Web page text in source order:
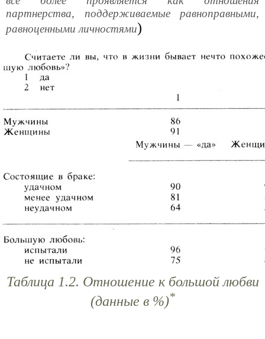
партнерства, поддерживаемые равноправными,
равноценными личностями)
Таблица 1.2. Отношение к большой любви
(данные в %)*